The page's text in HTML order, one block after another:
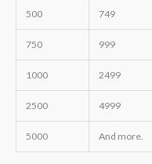
500 749
750 999
1000 2499
2500 4999
5000 And more.